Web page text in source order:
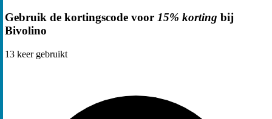
Gebruik de kortingscode voor 15% korting bij
Bivolino
13 keer gebruikt